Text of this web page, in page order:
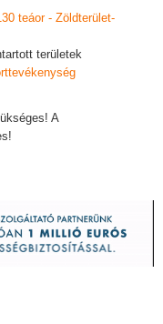
teáor - Zöldterület-
területek
A